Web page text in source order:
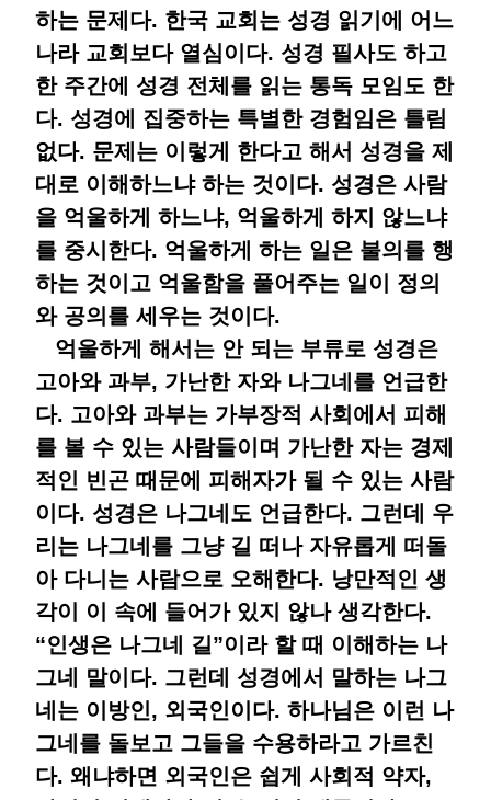
하는 문제다. 한국 교회는 성경 읽기에 어느
나라 교회보다 열심이다. 성경 필사도 하고
한 주간에 성경 전체를 읽는 통독 모임도 한
다. 성경에 집중하는 특별한 경험임은 틀림
없다. 문제는 이렇게 한다고 해서 성경을 제
대로 이해하느냐 하는 것이다. 성경은 사람
을 억울하게 하느냐, 억울하게 하지 않느냐
를 중시한다. 억울하게 하는 일은 불의를 행
하는 것이고 억울함을 풀어주는 일이 정의
와 공의를 세우는 것이다.
억울하게 해서는 안 되는 부류로 성경은
고아와 과부, 가난한 자와 나그네를 언급한
다. 고아와 과부는 가부장적 사회에서 피해
를 볼 수 있는 사람들이며 가난한 자는 경제
적인 빈곤 때문에 피해자가 될 수 있는 사람
이다. 성경은 나그네도 언급한다. 그런데 우
리는 나그네를 그냥 길 떠나 자유롭게 떠돌
아 다니는 사람으로 오해한다. 낭만적인 생
각이 이 속에 들어가 있지 않나 생각한다.
“인생은 나그네 길”이라 할 때 이해하는 나
그네 말이다. 그런데 성경에서 말하는 나그
네는 이방인, 외국인이다. 하나님은 이런 나
그네를 돌보고 그들을 수용하라고 가르친
다. 왜냐하면 외국인은 쉽게 사회적 약자,